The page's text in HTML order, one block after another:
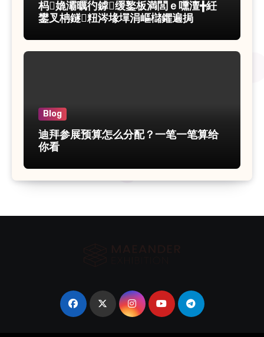
杩嫓灞曞彴鎼缓鐜板満閭ｅ嚑澶╋紝
鐢叉柟鐩粈涔堟墠涓嶇櫧鑺遍挶
Blog
迪拜参展预算怎么分配？一笔一笔算给
你看